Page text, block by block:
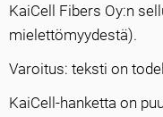
KaiCell Fibers Oy:n
mielettömyydestä).
Varoitus: teksti on
KaiCell-hanketta on